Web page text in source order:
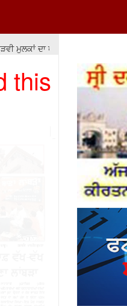
ਮੁਲਕਾਂ ਦਾ ਖਾਸਾ ਹੈ ਕਿ ਉਹ ਆਪਣੇ
this